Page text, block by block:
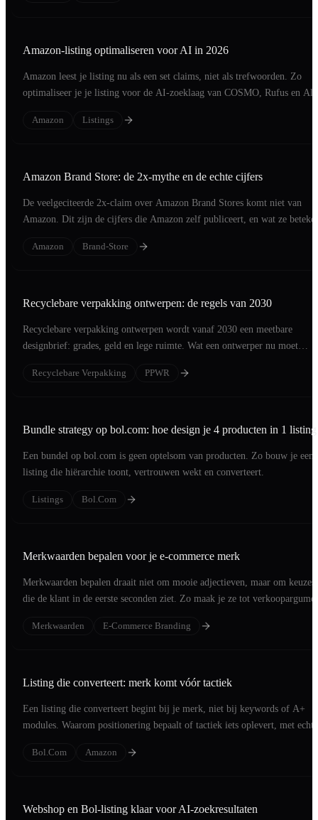
Amazon-listing optimaliseren voor AI in 2026
Amazon leest je listing nu als een set claims, niet als trefwoorden. Zo
optimaliseer je je listing voor de AI-zoeklaag van COSMO, Rufus en
Amazon Listings
Amazon Brand Store: de 2x-mythe en de echte cijfers
De veelgeciteerde 2x-claim over Amazon Brand Stores komt niet van
Amazon. Dit zijn de cijfers die Amazon zelf publiceert, en wat ze
Amazon
Brand-Store
Recyclebare verpakking ontwerpen: de regels van 2030
Recyclebare verpakking ontwerpen wordt vanaf 2030 een meetbare
designbrief: grades, geld en lege ruimte. Wat een ontwerper nu moet
Recyclebare Verpakking
PPWR
Bundle strategy op bol.com: hoe design je 4 producten in 1 listing
Een bundel op bol.com is geen optelsom van producten. Zo bouw je een
listing die hiërarchie toont, vertrouwen wekt en converteert.
Listings Bol.com
Merkwaarden bepalen voor je e-commerce merk
Merkwaarden bepalen draait niet om mooie adjectieven, maar om keuzes
die de klant in de eerste seconden ziet. Zo maak je ze tot
Merkwaarden E-Commerce Branding
Listing die converteert: merk komt vóór tactiek
Een listing die converteert begint bij je merk, niet bij keywords of A+
modules. Waarom positionering bepaalt of tactiek iets oplevert, met echte
Bol.com
Amazon
Webshop en Bol-listing klaar voor AI-zoekresultaten